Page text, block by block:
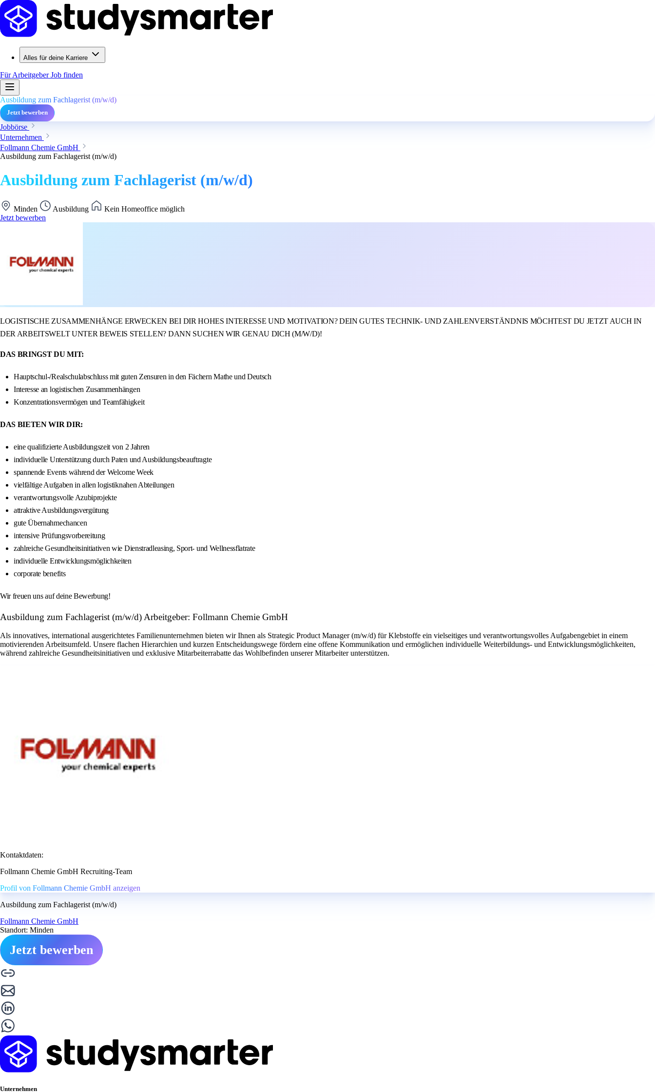
Alles für deine Karriere
Für ArbeitgeberJob finden
Ausbildung zum Fachlagerist (m/w/d)
Jetzt bewerben
Jobbörse
Unternehmen
Follmann Chemie GmbH
Ausbildung zum Fachlagerist (m/w/d)
Ausbildung zum Fachlagerist (m/w/d)
Minden Ausbildung
Kein Homeoffice möglich
Jetzt bewerben
LOGISTISCHE ZUSAMMENHÄNGE ERWECKEN BEI DIR HOHES INTERESSE UND MOTIVATION? DEIN GUTES TECHNIK- UND ZAHLENVERSTÄNDNIS MÖCHTEST DU JETZT AUCH IN
DER ARBEITSWELT UNTER BEWEIS STELLEN? DANN SUCHEN WIR GENAU DICH (M/W/D)!
DAS BRINGST DU MIT:
Hauptschul-/Realschulabschluss mit guten Zensuren in den Fächern Mathe und Deutsch
Interesse an logistischen Zusammenhängen
Konzentrationsvermögen und Teamfähigkeit
DAS BIETEN WIR DIR:
eine qualifizierte Ausbildungszeit von 2 Jahren
individuelle Unterstützung durch Paten und Ausbildungsbeauftragte
spannende Events während der Welcome Week
vielfältige Aufgaben in allen logistiknahen Abteilungen
verantwortungsvolle Azubiprojekte
attraktive Ausbildungsvergütung
gute Übernahmechancen
intensive Prüfungsvorbereitung
zahlreiche Gesundheitsinitiativen wie Dienstradleasing, Sport- und Wellnessflatrate
individuelle Entwicklungsmöglichkeiten
corporate benefits
Wir freuen uns auf deine Bewerbung!
Ausbildung zum Fachlagerist (m/w/d) Arbeitgeber: Follmann Chemie GmbH
Als innovatives, international ausgerichtetes Familienunternehmen bieten wir Ihnen als Strategic Product Manager (m/w/d) für Klebstoffe ein vielseitiges und verantwortungsvolles Aufgabengebiet in einem
motivierenden Arbeitsumfeld. Unsere flachen Hierarchien und kurzen Entscheidungswege fördern eine offene Kommunikation und ermöglichen individuelle Weiterbildungs- und Entwicklungsmöglichkeiten,
während zahlreiche Gesundheitsinitiativen und exklusive Mitarbeiterrabatte das Wohlbefinden unserer Mitarbeiter unterstützen.
Kontaktdaten:
Follmann Chemie GmbH Recruiting-Team
Profil von Follmann Chemie GmbH anzeigen
Ausbildung zum Fachlagerist (m/w/d)
Follmann Chemie GmbH
Standort: Minden
Jetzt bewerben
Unternehmen